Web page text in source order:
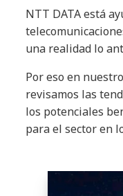
NTT DATA está
una realidad lo
Por eso en
revisamos las
los potenciales
para el sector en